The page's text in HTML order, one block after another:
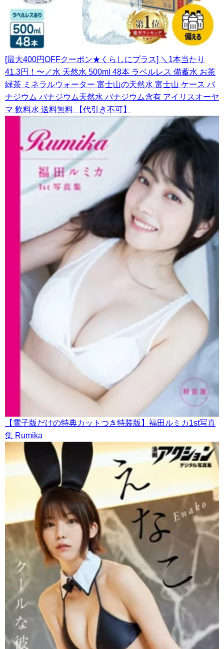
[最大400円OFFクーポン★くらしにプラス] ＼1本当たり
41.3円！〜／水 天然水 500ml 48本 ラベルレス 備蓄水 お茶
緑茶 ミネラルウォーター 富士山の天然水 富士山 ケース バ
ナジウム バナジウム天然水 バナジウム含有 アイリスオーヤ
マ 飲料水 送料無料 【代引き不可】
【電子版だけの特典カットつき特装版】福田ルミカ1st写真
集 Rumika